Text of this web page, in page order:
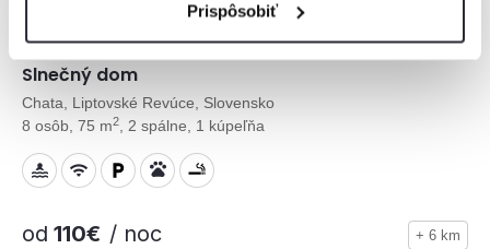
Prispôsobiť
Slnečný dom
Chata, Liptovské Revúce, Slovensko
8 osôb, 75 m2 , 2 spálne, 1 kúpeľňa
od 110€ / noc + 6 km